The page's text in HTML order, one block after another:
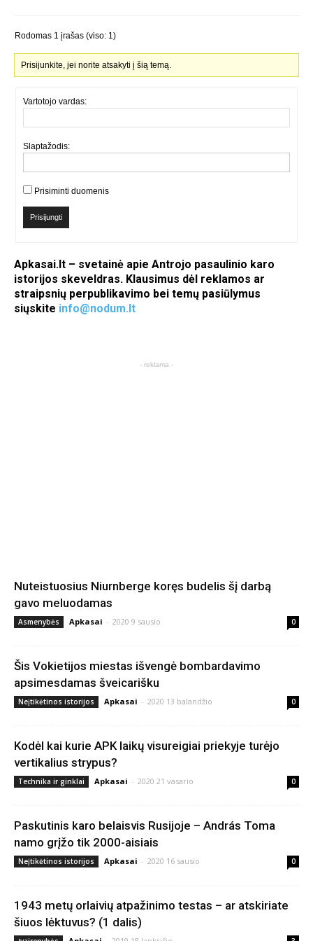
Rodomas 1 įrašas (viso: 1)
Prisijunkite, jei norite atsakyti į šią temą.
Vartotojo vardas:
Slaptažodis:
Prisiminti duomenis
Prisijungti
Apkasai.lt – svetainė apie Antrojo pasaulinio karo
istorijos skeveldras. Klausimus dėl reklamos ar
straipsnių perpublikavimo bei temų pasiūlymus
siųskite info@nodum.lt
- reklama -
Nuteistuosius Niurnberge koręs budelis šį darbą
gavo meluodamas
Asmenybės Apkasai - 2020 9 sausio 0
Šis Vokietijos miestas išvengė bombardavimo
apsimesdamas šveicarišku
Neįtikėtinos istorijos Apkasai - 2020 13 balandžio 0
Kodėl kai kurie APK laikų visureigiai priekyje turėjo
vertikalius strypus?
Technika ir ginklai Apkasai - 2020 21 vasario 0
Paskutinis karo belaisvis Rusijoje – András Toma
namo grįžo tik 2000-aisiais
Neįtikėtinos istorijos Apkasai - 2020 16 sausio 0
1943 metų orlaivių atpažinimo testas – ar atskiriate
šiuos lėktuvus? (1 dalis)